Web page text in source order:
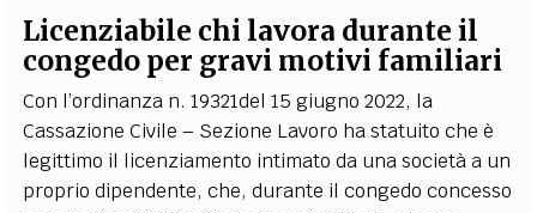
Licenziabile chi lavora durante il
congedo per gravi motivi familiari
Con l’ordinanza n. 19321del 15 giugno 2022, la
Cassazione Civile – Sezione Lavoro ha statuito che è
legittimo il licenziamento intimato da una società a un
proprio dipendente, che, durante il congedo concesso